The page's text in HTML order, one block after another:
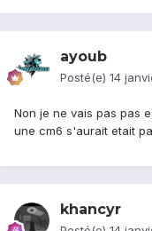
ayoub
Posté(e) 14
Non je ne vais pas pas
une cm6 s'aurait etait
khancyr